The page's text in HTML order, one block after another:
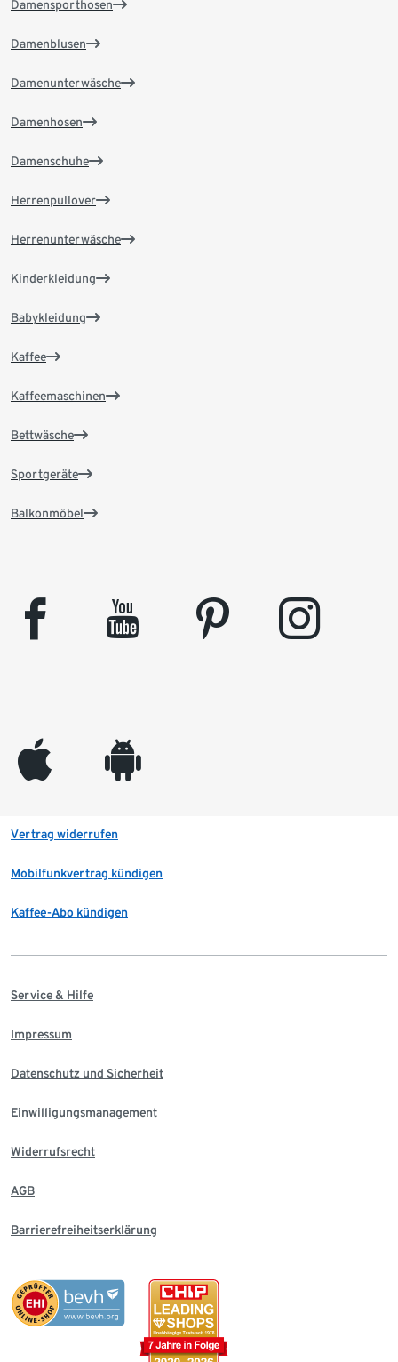
Damensporthosen
Damenblusen
Damenunterwäsche
Damenhosen
Damenschuhe
Herrenpullover
Herrenunterwäsche
Kinderkleidung
Babykleidung
Kaffee
Kaffeemaschinen
Bettwäsche
Sportgeräte
Balkonmöbel
facebook youtube pinterest instagram
appleinc android
Vertrag widerrufen
Mobilfunkvertrag kündigen
Kaffee-Abo kündigen
Service & Hilfe
Impressum
Datenschutz und Sicherheit
Einwilligungsmanagement
Widerrufsrecht
AGB
Barrierefreiheitserklärung